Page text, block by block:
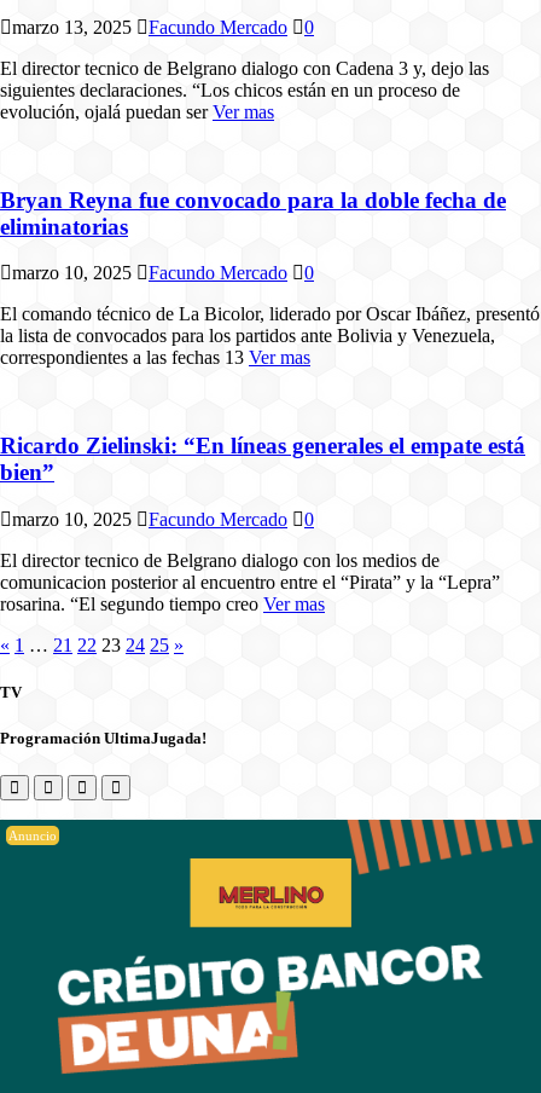
marzo 13, 2025 Facundo Mercado
0
El director tecnico de Belgrano dialogo con Cadena 3 y, dejo las
siguientes declaraciones. “Los chicos están en un proceso de
evolución, ojalá puedan serVer mas
Bryan Reyna fue convocado para la doble fecha de
eliminatorias
marzo 10, 2025 Facundo Mercado
0
El comando técnico de La Bicolor, liderado por Oscar Ibáñez, presentó
la lista de convocados para los partidos ante Bolivia y Venezuela,
correspondientes a las fechas 13 Ver mas
Ricardo Zielinski: “En líneas generales el empate está
bien”
marzo 10, 2025 Facundo Mercado
0
El director tecnico de Belgrano dialogo con los medios de
comunicacion posterior al encuentro entre el “Pirata” y la “Lepra”
rosarina. “El segundo tiempo creo Ver mas
« 1 … 21 22 23 24 25 »
TV
Programación UltimaJugada!
Anuncio